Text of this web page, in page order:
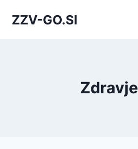
ZZV-GO.SI
Zdravje